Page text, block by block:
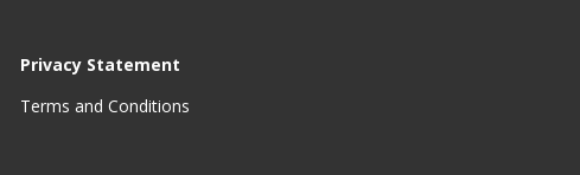
Privacy Statement
Terms and Conditions